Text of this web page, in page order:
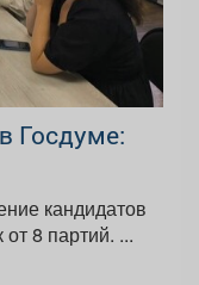
Госдуме:
кандидатов
на выборы в Госдуму –25 человек от 8 партий. ...